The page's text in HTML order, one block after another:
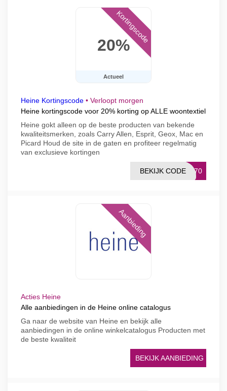
20%
Actueel
Kortingscode
Heine Kortingscode • Verloopt morgen
Heine kortingscode voor 20% korting op ALLE woontextiel
Heine gokt alleen op de beste producten van bekende
kwaliteitsmerken, zoals Carry Allen, Esprit, Geox, Mac en
Picard Houd de site in de gaten en profiteer regelmatig
van exclusieve kortingen
7970
BEKIJK CODE
Aanbieding
Acties Heine
Alle aanbiedingen in de Heine online catalogus
Ga naar de website van Heine en bekijk alle
aanbiedingen in de online winkelcatalogus Producten met
de beste kwaliteit
BEKIJK AANBIEDING